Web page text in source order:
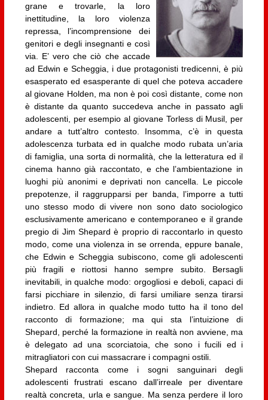
grane e trovarle, la loro
inettitudine, la loro violenza
repressa, l’incomprensione dei
genitori e degli insegnanti e così
via. E’ vero che ciò che accade
ad Edwin e Scheggia, i due protagonisti tredicenni, è più
esasperato ed esasperante di quel che poteva accadere
al giovane Holden, ma non è poi così distante, come non
è distante da quanto succedeva anche in passato agli
adolescenti, per esempio al giovane Torless di Musil, per
andare a tutt’altro contesto. Insomma, c’è in questa
adolescenza turbata ed in qualche modo rubata un’aria
di famiglia, una sorta di normalità, che la letteratura ed il
cinema hanno già raccontato, e che l’ambientazione in
luoghi più anonimi e deprivati non cancella. Le piccole
prepotenze, il raggrupparsi per banda, l’imporre a tutti
uno stesso modo di vivere non sono dato sociologico
esclusivamente americano e contemporaneo e il grande
pregio di Jim Shepard è proprio di raccontarlo in questo
modo, come una violenza in se orrenda, eppure banale,
che Edwin e Scheggia subiscono, come gli adolescenti
più fragili e riottosi hanno sempre subito. Bersagli
inevitabili, in qualche modo: orgogliosi e deboli, capaci di
farsi picchiare in silenzio, di farsi umiliare senza tirarsi
indietro. Ed allora in qualche modo tutto ha il tono del
racconto di formazione; ma qui sta l’intuizione di
Shepard, perché la formazione in realtà non avviene, ma
è delegato ad una scorciatoia, che sono i fucili ed i
mitragliatori con cui massacrare i compagni ostili.
Shepard racconta come i sogni sanguinari degli
adolescenti frustrati escano dall’irreale per diventare
realtà concreta, urla e sangue. Ma senza perdere il loro